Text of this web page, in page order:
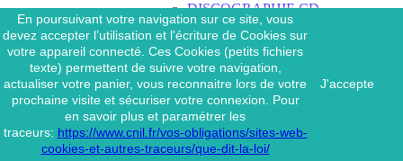
DISCOGRAPHIE CD
DISCOGRAPHIE 45 TOURS
DISCOGRAPHIE 33 TOURS
DVD
MAGAZINE
  FERRAT Jean & SES
INTERPRÈTES
DISCOGRAPHIE CD
  FERRÉ Léo
En poursuivant votre navigation sur ce site, vous
devez accepter l’utilisation et l'écriture de Cookies sur
votre appareil connecté. Ces Cookies (petits fichiers
texte) permettent de suivre votre navigation,
actualiser votre panier, vous reconnaitre lors de votre
prochaine visite et sécuriser votre connexion. Pour
en savoir plus et paramétrer les
traceurs: https://www.cnil.fr/vos-obligations/sites-web-
cookies-et-autres-traceurs/que-dit-la-loi/
J'accepte